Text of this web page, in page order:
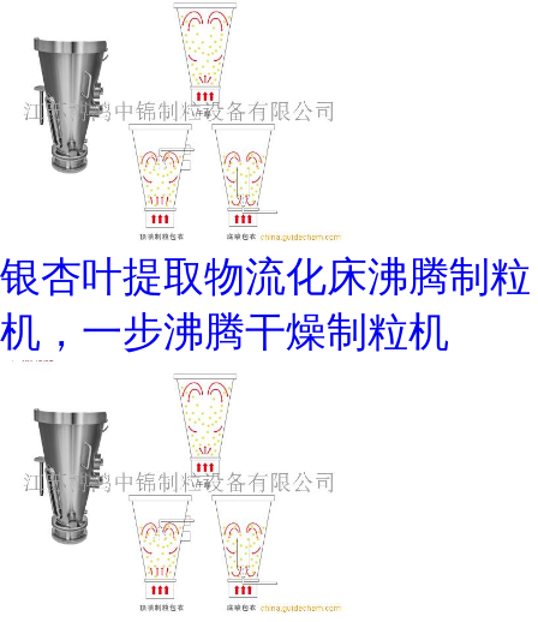
银杏叶提取物流化床沸腾制粒
机，一步沸腾干燥制粒机